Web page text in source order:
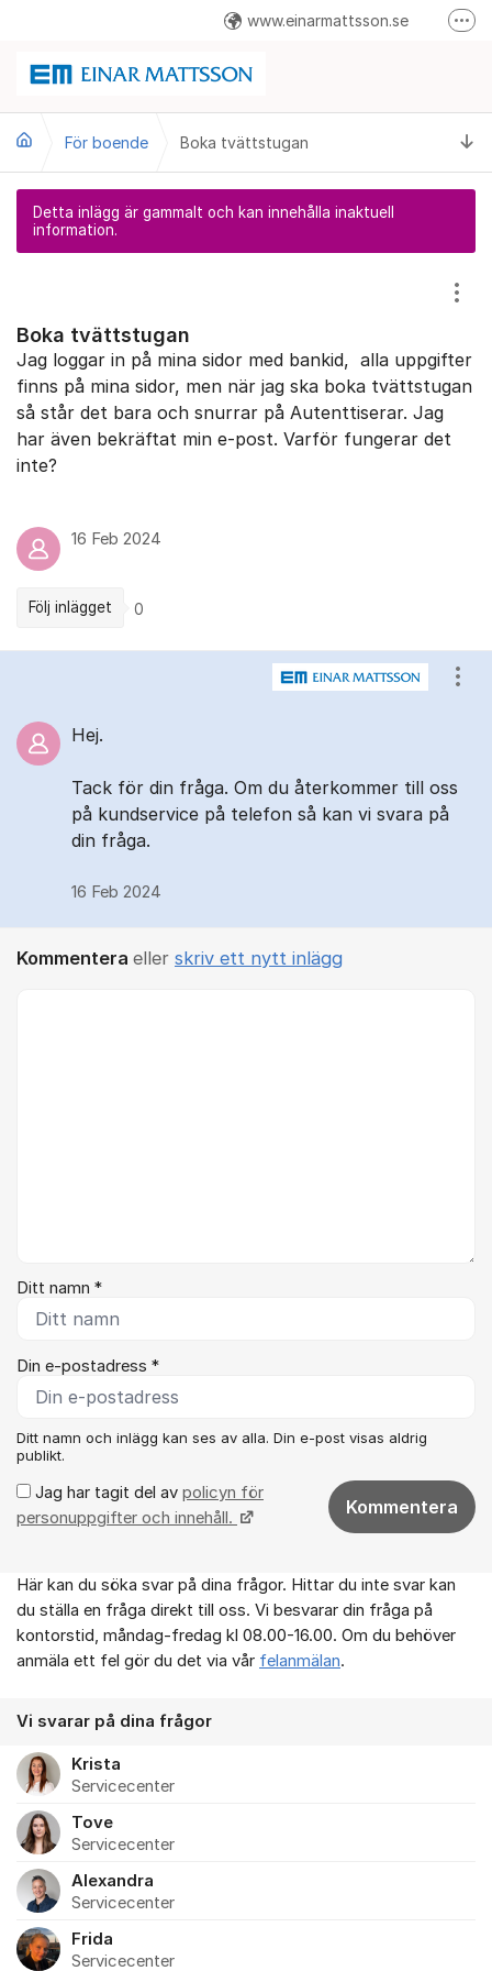
www.einarmattsson.se
Felanmälan
För boende Boka tvättstugan
Detta inlägg är gammalt och kan innehålla inaktuell
information.
Boka tvättstugan
Jag loggar in på mina sidor med bankid, alla uppgifter
finns på mina sidor, men när jag ska boka tvättstugan
så står det bara och snurrar på Autenttiserar. Jag
har även bekräftat min e-post. Varför fungerar det
inte?
16 Feb 2024
Följ inlägget 0
Hej.
Tack för din fråga. Om du återkommer till oss
på kundservice på telefon så kan vi svara på
din fråga.
16 Feb 2024
Kommentera eller skriv ett nytt inlägg
Ditt namn *
Din e-postadress *
Ditt namn och inlägg kan ses av alla. Din e-post visas aldrig
publikt.
Jag har tagit del av policyn för
personuppgifter och innehåll.
Kommentera
Om forumet
Här kan du söka svar på dina frågor. Hittar du inte svar kan
du ställa en fråga direkt till oss. Vi besvarar din fråga på
kontorstid, måndag-fredag kl 08.00-16.00. Om du behöver
anmäla ett fel gör du det via vår felanmälan.
Vi svarar på dina frågor
Krista
Servicecenter
Tove
Servicecenter
Alexandra
Servicecenter
Frida
Servicecenter